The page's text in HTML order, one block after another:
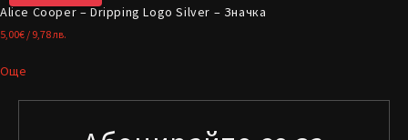
Alice Cooper – Dripping Logo Silver – Значка
5,00€ / 9,78 лв.
Още